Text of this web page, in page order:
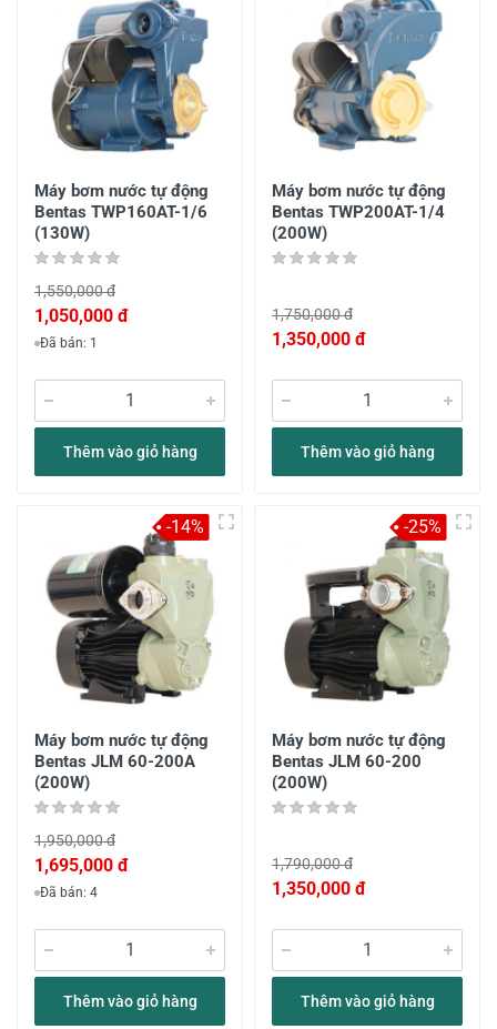
Máy bơm nước tự động
Bentas TWP160AT-1/6
(130W)
1,550,000 đ
1,050,000 đ
Đã bán: 1
Thêm vào giỏ hàng
Máy bơm nước tự động
Bentas TWP200AT-1/4
(200W)
1,750,000 đ
1,350,000 đ
Thêm vào giỏ hàng
Máy bơm nước tự động
Bentas JLM 60-200A
(200W)
1,950,000 đ
1,695,000 đ
Đã bán: 4
Thêm vào giỏ hàng
-14%
Máy bơm nước tự động
Bentas JLM 60-200
(200W)
1,790,000 đ
1,350,000 đ
Thêm vào giỏ hàng
-25%